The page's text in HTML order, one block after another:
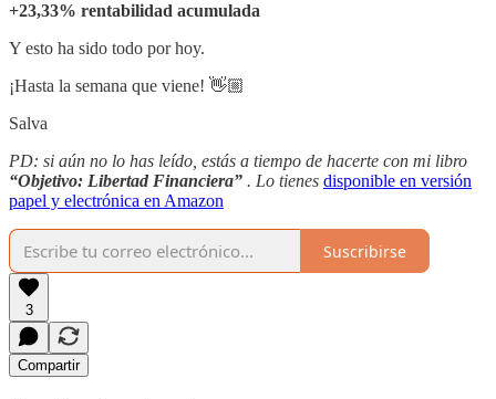
+23,33% rentabilidad acumulada
Y esto ha sido todo por hoy.
¡Hasta la semana que viene! 👋🏼
Salva
PD: si aún no lo has leído, estás a tiempo de hacerte con mi libro
“Objetivo: Libertad Financiera” . Lo tienes disponible en versión
papel y electrónica en Amazon
Suscribirse
3
Compartir